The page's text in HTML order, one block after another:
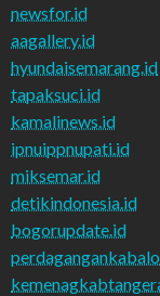
newsfor.id
aagallery.id
hyundaisemarang.id
tapaksuci.id
kamalinews.id
ipnuippnupati.id
miksemar.id
detikindonesia.id
bogorupdate.id